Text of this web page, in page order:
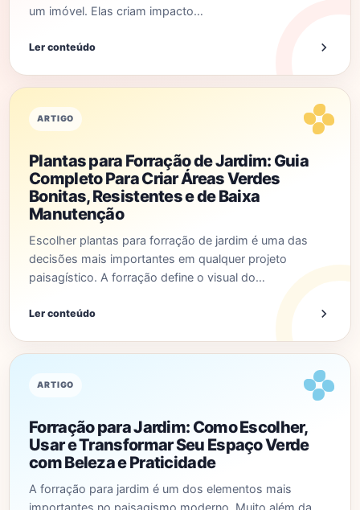
um imóvel. Elas criam impacto…
Ler conteúdo
ARTIGO
Plantas para Forração de Jardim: Guia
Completo Para Criar Áreas Verdes
Bonitas, Resistentes e de Baixa
Manutenção
Escolher plantas para forração de jardim é uma das
decisões mais importantes em qualquer projeto
paisagístico. A forração define o visual do…
Ler conteúdo
ARTIGO
Forração para Jardim: Como Escolher,
Usar e Transformar Seu Espaço Verde
com Beleza e Praticidade
A forração para jardim é um dos elementos mais
importantes no paisagismo moderno. Muito além da